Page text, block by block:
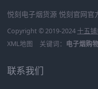
悦刻电子烟货源 悦刻官网官
Copyright © 2019-2024 十五
XML地图
关键词： 电子烟购
联系我们